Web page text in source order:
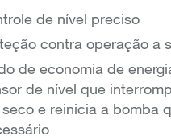
de nível preciso
contra operação a
de economia de
de nível que
e reinicia a bomba